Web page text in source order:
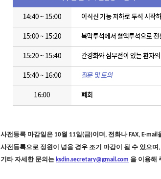
사전등록 마감일은 10월 11일(금)이며 , 전화나 FAX, E-mail
사전등록으로 정원이 넘을 경우 조기 마감이 될 수 있으며 ,
기타 자세한 문의는 ksdin.secretary@gmail.com 을 이용해